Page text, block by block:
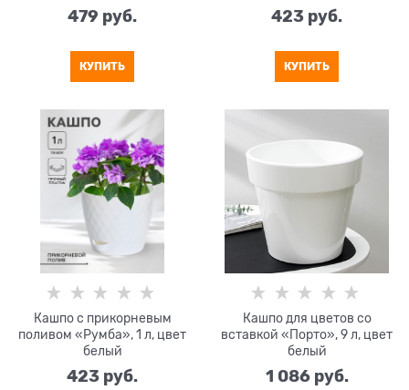
479 руб.
КУПИТЬ
423 руб.
КУПИТЬ
Кашпо с прикорневым
поливом «Румба», 1 л, цвет
белый
423 руб.
Кашпо для цветов со
вставкой «Порто», 9 л, цвет
белый
1 086 руб.